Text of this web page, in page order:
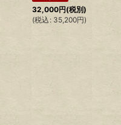
32,000円(税別)
(税込 : 35,200円)